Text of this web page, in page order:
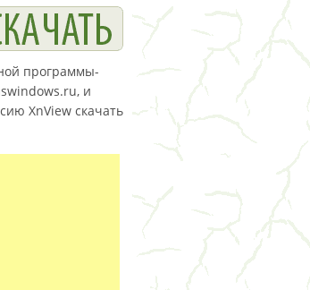
программы-
и
XnView скачать